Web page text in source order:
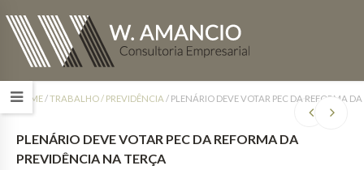
HOME/TRABALHO / PREVIDÊNCIA / PLENÁRIO DEVE VOTAR PEC DA REFORMA
PLENÁRIO DEVE VOTAR PEC DA REFORMA DA
PREVIDÊNCIA NA TERÇA